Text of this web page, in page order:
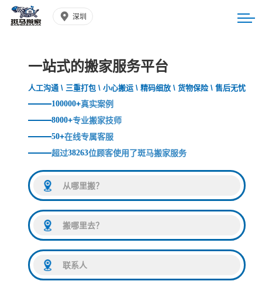
深圳
一站式的搬家服务平台
人工沟通 \ 三重打包 \ 小心搬运 \ 精码细放 \ 货物保险 \ 售后无忧
100000+真实案例
8000+专业搬家技师
50+在线专属客服
超过38263位顾客使用了斑马搬家服务